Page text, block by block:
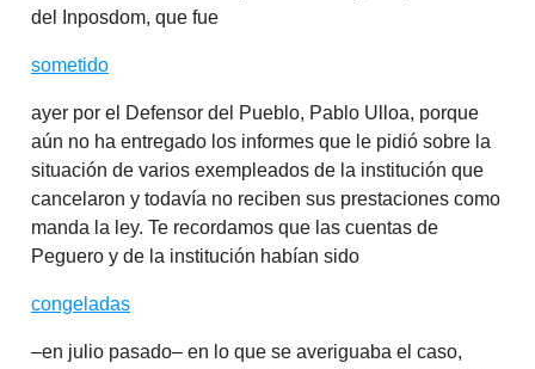
del Inposdom, que fue
sometido
ayer por el Defensor del Pueblo, Pablo Ulloa, porque
aún no ha entregado los informes que le pidió sobre la
situación de varios exempleados de la institución que
cancelaron y todavía no reciben sus prestaciones como
manda la ley. Te recordamos que las cuentas de
Peguero y de la institución habían sido
congeladas
–en julio pasado– en lo que se averiguaba el caso,